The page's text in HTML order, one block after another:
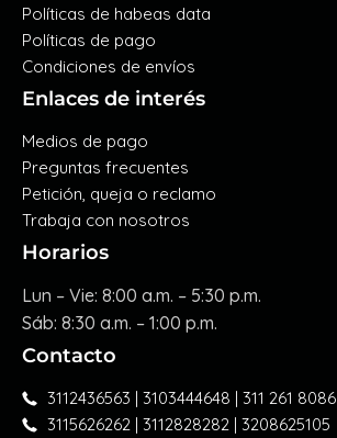
Políticas de habeas data
Políticas de pago
Condiciones de envíos
Enlaces de interés
Medios de pago
Preguntas frecuentes
Petición, queja o reclamo
Trabaja con nosotros
Horarios
Lun – Vie: 8:00 a.m. – 5:30 p.m.
Sáb: 8:30 a.m. – 1:00 p.m.
Contacto
3112436563 | 3103444648 | 311 261 8086
3115626262 | 3112828282 | 3208625105